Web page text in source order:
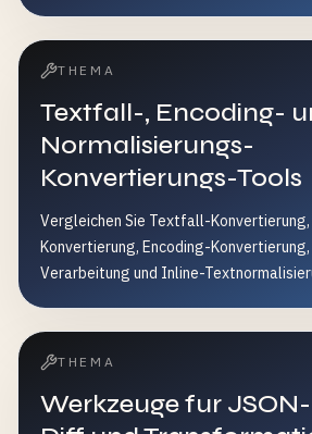
THEMA
Textfall-, Encoding-
Normalisierungs-
Konvertierungs-Tools
Vergleichen Sie Textfall-
Konvertierung, Encoding-
Verarbeitung und Inline-
THEMA
Werkzeuge fur